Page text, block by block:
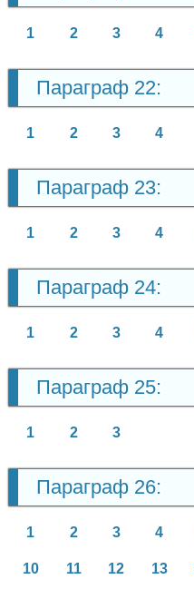
1 2 3 4
Параграф 22:
1 2 3 4
Параграф 23:
1 2 3 4
Параграф 24:
1 2 3 4
Параграф 25:
1 2 3
Параграф 26:
1 2 3 4
10 11 12 13